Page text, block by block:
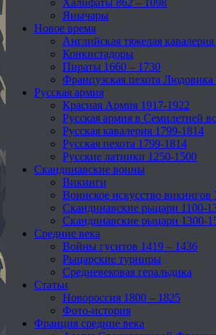
Халифаты 862 – 1098
Янычары
Новое время
Английская тяжелая
Конкистадоры
Пираты 1660 – 1730
Французская пехота
Русская армия
Красная Армия 1917-1922
Русская армия в Семилетней
Русская кавалерия 1799-1814
Русская пехота 1799-1814
Русские латники 1250-1500
Скандинавские воины
Викинги
Воинское искусство викингов
Скандинавские рыцари 1100-
Скандинавские рыцари 1300-
Средние века
Войны гуситов 1419 – 1436
Рыцарские турниры
Средневековая геральдика
Статьи
Новороссия 1800 – 1825
Фото-история
Франция средние века